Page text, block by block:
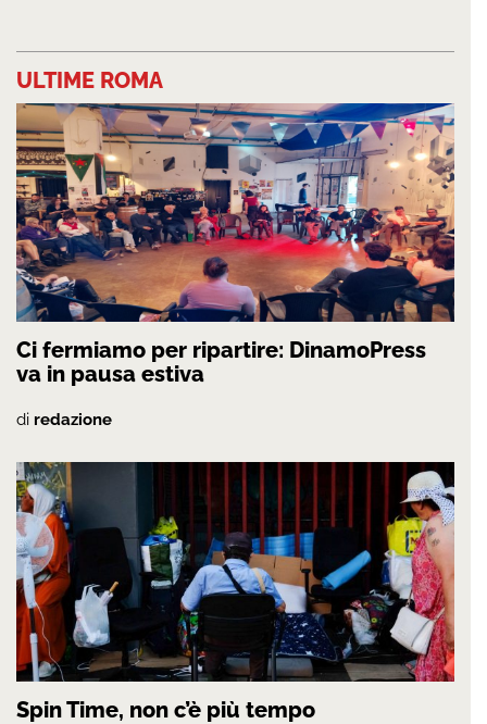
ULTIME ROMA
Ci fermiamo per ripartire: DinamoPress
va in pausa estiva
di redazione
Spin Time, non c’è più tempo